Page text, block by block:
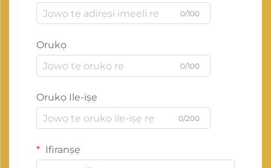
0/100
Orukọ
0/100
Orukọ Ile-iṣẹ
0/200
Ifiranṣẹ